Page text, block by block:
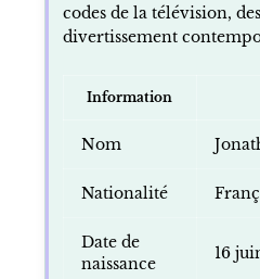
codes de la télévision,
divertissement
Information
Nom
Nationalité
Date de
naissance
16